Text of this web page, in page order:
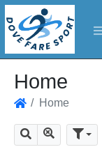
Home
Home
Cerca Mostra